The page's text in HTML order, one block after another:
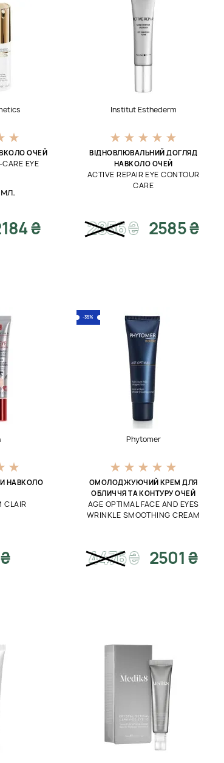
ОЧЕЙ
EYE
₴
Institut Esthederm
ВІДНОВЛЮВАЛЬНИЙ ДОГЛЯД
НАВКОЛО ОЧЕЙ
ACTIVE REPAIR EYE CONTOUR
CARE
2856₴ 2585 ₴
НАВКОЛО
CLAIR
-35%
Phytomer
ОМОЛОДЖУЮЧИЙ КРЕМ ДЛЯ
ОБЛИЧЧЯ ТА КОНТУРУ ОЧЕЙ
AGE OPTIMAL FACE AND EYES
WRINKLE SMOOTHING CREAM
4476₴ 2501 ₴